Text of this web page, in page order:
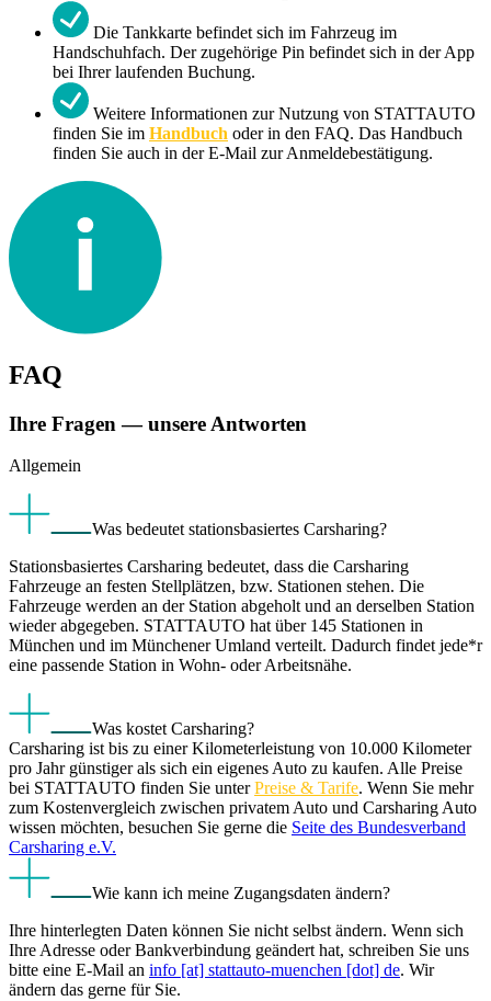
Die Tankkarte befindet sich im Fahrzeug im
Handschuhfach. Der zugehörige Pin befindet sich in der App
bei Ihrer laufenden Buchung.
Weitere Informationen zur Nutzung von STATTAUTO
finden Sie im Handbuch oder in den FAQ. Das Handbuch
finden Sie auch in der E-Mail zur Anmeldebestätigung.
FAQ
Ihre Fragen — unsere Antworten
Allgemein
Was bedeutet stationsbasiertes Carsharing?
Stationsbasiertes Carsharing bedeutet, dass die Carsharing
Fahrzeuge an festen Stellplätzen, bzw. Stationen stehen. Die
Fahrzeuge werden an der Station abgeholt und an derselben Station
wieder abgegeben. STATTAUTO hat über 145 Stationen in
München und im Münchener Umland verteilt. Dadurch findet jede*r
eine passende Station in Wohn- oder Arbeitsnähe.
Was kostet Carsharing?
Carsharing ist bis zu einer Kilometerleistung von 10.000 Kilometer
pro Jahr günstiger als sich ein eigenes Auto zu kaufen. Alle Preise
bei STATTAUTO finden Sie unterPreise & Tarife. Wenn Sie mehr
zum Kostenvergleich zwischen privatem Auto und Carsharing Auto
wissen möchten, besuchen Sie gerne die Seite des Bundesverband
Carsharing e.V.
Wie kann ich meine Zugangsdaten ändern?
Ihre hinterlegten Daten können Sie nicht selbst ändern. Wenn sich
Ihre Adresse oder Bankverbindung geändert hat, schreiben Sie uns
bitte eine E-Mail an info [at] stattauto-muenchen [dot] de. Wir
ändern das gerne für Sie.